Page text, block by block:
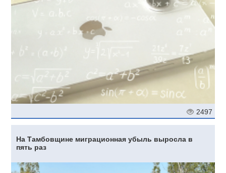
2497
На Тамбовщине миграционная убыль выросла в
пять раз